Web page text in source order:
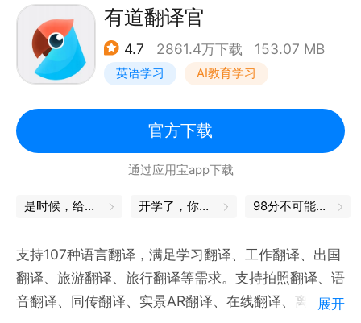
语速。会后保存原文译文，生成AI纪要和脑图
· 文档翻译：内置百万级专业术语量，1:1保留原文排版
· 支持拍照和实景AR翻译、文本翻译、对话翻译
· 可自定义词书，收藏生词、易错词等
· 内置四六级、考研、雅思、托福、初高中等丰富词库
【真题题库，备考更有针对性】
【10亿+用户的专业选择】
· 网易有道深耕教育科技与语言学习领域20年，推出国
有道翻译官
4.7 2861.4万下载 153.07 MB
英语学习 AI教育学习
官方下载
通过应用宝app下载
是时候，给自己充充电了 开学了，你的书皮买好了吗 98分不可能的，我都是100分
支持107种语言翻译，满足学习翻译、工作翻译、出国
翻译、旅游翻译、旅行翻译等需求。支持拍照翻译、语
音翻译、同传翻译、实景AR翻译、在线翻译、离线翻
展开